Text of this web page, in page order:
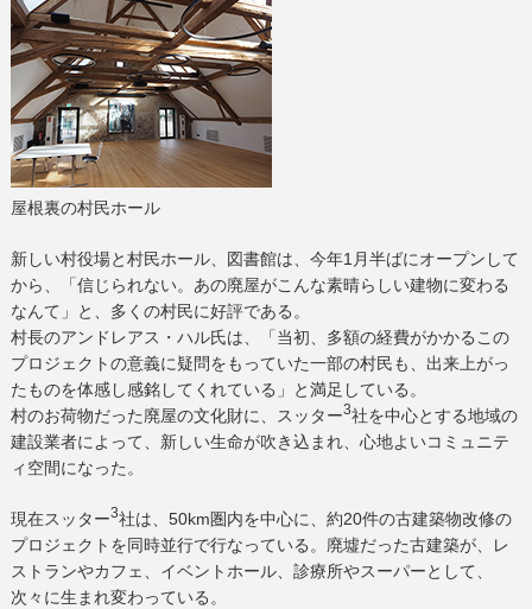
屋根裏の村民ホール
新しい村役場と村民ホール、図書館は、今年1月半ばにオープンして
から、「信じられない。あの廃屋がこんな素晴らしい建物に変わる
なんて」と、多くの村民に好評である。
村長のアンドレアス・ハル氏は、「当初、多額の経費がかかるこの
プロジェクトの意義に疑問をもっていた一部の村民も、出来上がっ
たものを体感し感銘してくれている」と満足している。
村のお荷物だった廃屋の文化財に、スッター3社を中心とする地域の
建設業者によって、新しい生命が吹き込まれ、心地よいコミュニテ
ィ空間になった。
現在スッター3社は、50km圏内を中心に、約20件の古建築物改修の
プロジェクトを同時並行で行なっている。廃墟だった古建築が、レ
ストランやカフェ、イベントホール、診療所やスーパーとして、
次々に生まれ変わっている。